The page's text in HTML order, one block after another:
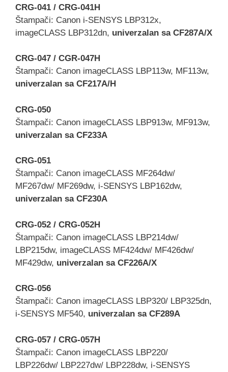
CRG-041 / CRG-041H
Štampači: Canon i-SENSYS LBP312x,
imageCLASS LBP312dn, univerzalan sa CF287A/X
CRG-047 / CGR-047H
Štampači: Canon imageCLASS LBP113w, MF113w,
univerzalan sa CF217A/H
CRG-050
Štampači: Canon imageCLASS LBP913w, MF913w,
univerzalan sa CF233A
CRG-051
Štampači: Canon imageCLASS MF264dw/
MF267dw/ MF269dw, i-SENSYS LBP162dw,
univerzalan sa CF230A
CRG-052 / CRG-052H
Štampači: Canon imageCLASS LBP214dw/
LBP215dw, imageCLASS MF424dw/ MF426dw/
MF429dw, univerzalan sa CF226A/X
CRG-056
Štampači: Canon imageCLASS LBP320/ LBP325dn,
i-SENSYS MF540, univerzalan sa CF289A
CRG-057 / CRG-057H
Štampači: Canon imageCLASS LBP220/
LBP226dw/ LBP227dw/ LBP228dw, i-SENSYS